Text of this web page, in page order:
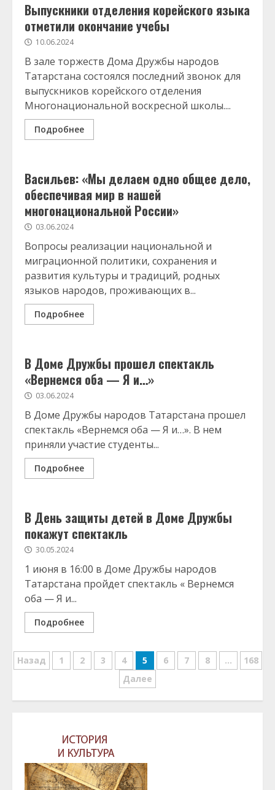
Выпускники отделения корейского языка
отметили окончание учебы
10.06.2024
В зале торжеств Дома Дружбы народов
Татарстана состоялся последний звонок для
выпускников корейского отделения
Многонациональной воскресной школы....
Подробнее
Васильев: «Мы делаем одно общее дело,
обеспечивая мир в нашей
многонациональной России»
03.06.2024
Вопросы реализации национальной и
миграционной политики, сохранения и
развития культуры и традиций, родных
языков народов, проживающих в...
Подробнее
В Доме Дружбы прошел спектакль
«Вернемся оба — Я и…»
03.06.2024
В Доме Дружбы народов Татарстана прошел
спектакль «Вернемся оба — Я и…». В нем
приняли участие студенты...
Подробнее
В День защиты детей в Доме Дружбы
покажут спектакль
30.05.2024
1 июня в 16:00 в Доме Дружбы народов
Татарстана пройдет спектакль « Вернемся
оба — Я и...
Подробнее
Навигация
записям
Назад 1 2 3 4 5 6 7 8 …
168
Далее